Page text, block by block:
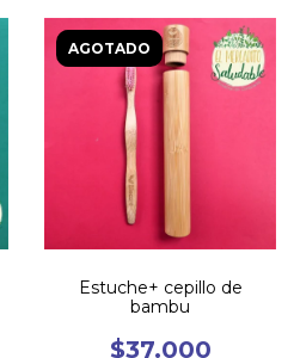
AGOTADO
Estuche+ cepillo de
bambu
$37.000